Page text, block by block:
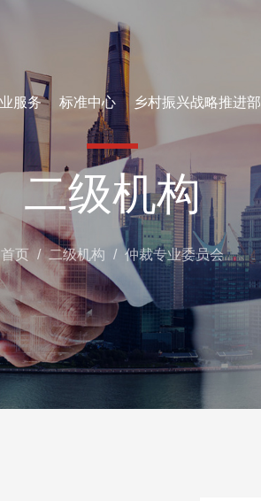
服务 标准中心 乡村振兴战略推进部
二级机构
首页 / 二级机构 / 仲裁专业委员会